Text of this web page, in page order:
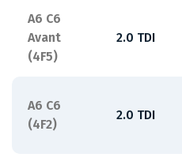
A6 C6
Avant
(4F5)
2.0 TDI
A6 C6
(4F2)
2.0 TDI